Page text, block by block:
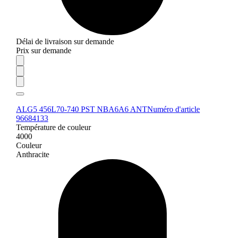
Délai de livraison sur demande
Prix sur demande
ALG5 456L70-740 PST NBA6A6 ANTNuméro d'article
96684133
Température de couleur
4000
Couleur
Anthracite